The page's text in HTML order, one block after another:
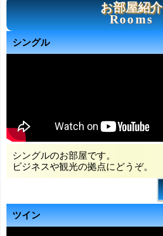
お部屋紹介
Rooms
シングル
シングルのお部屋です。
ビジネスや観光の拠点にどうぞ。
ツイン